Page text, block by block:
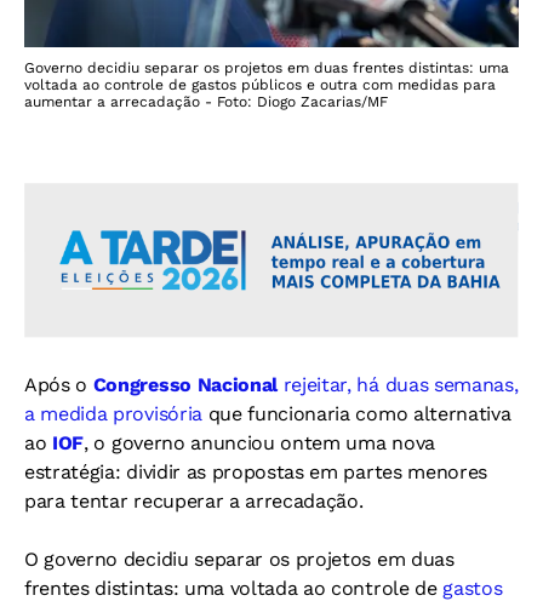
Governo decidiu separar os projetos em duas frentes distintas: uma
voltada ao controle de gastos públicos e outra com medidas para
aumentar a arrecadação - Foto: Diogo Zacarias/MF
Após o Congresso Nacionalrejeitar, há duas semanas,
a medida provisória que funcionaria como alternativa
ao IOF, o governo anunciou ontem uma nova
estratégia: dividir as propostas em partes menores
para tentar recuperar a arrecadação.
O governo decidiu separar os projetos em duas
frentes distintas: uma voltada ao controle degastos